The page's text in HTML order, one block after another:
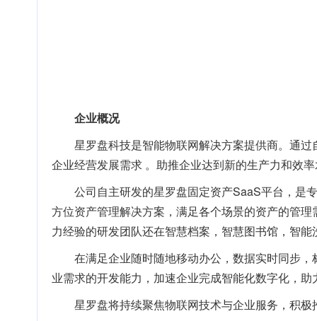
企业概况
星罗盘科技是智能物联网解决方案提供商。通
企业经营发展需求 。助推企业达到新的生产力和效
公司自主研发的星罗盘固定资产SaaS平台，是
方位资产管理解决方案，满足各个场景的资产的管
力经验的研发团队还在智慧档案，智慧图书馆，智
在满足企业随时随地移动办公，数据实时同步
业需求的开发能力，加速企业完成智能化数字化，
星罗盘将持续聚焦物联网技术与企业服务，积